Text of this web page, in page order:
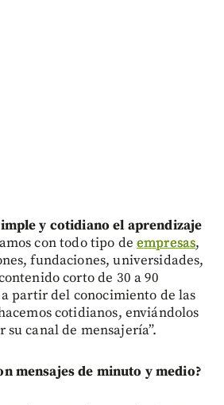
y cotidiano el aprendizaje
con todo tipo deempresas,
fundaciones, universidades,
corto de 30 a 90
partir del conocimiento de las
cotidianos, enviándolos
su canal de mensajería”.
mensajes de minuto y medio?